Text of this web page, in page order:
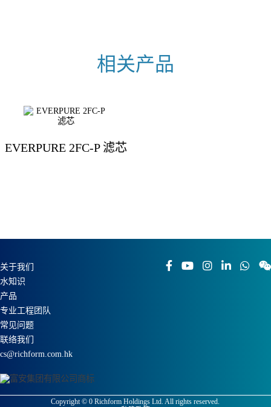
EVERPURE 2FC-P 滤芯
关于我们
水知识
产品
专业工程团队
常见问题
联络我们
cs@richform.com.hk
Copyright ©0 Richform Holdings Ltd. All rights reserved.